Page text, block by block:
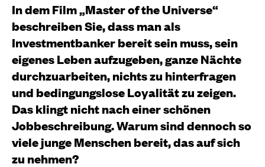
In dem Film „Master of the Universe“
beschreiben Sie, dass man als
Investmentbanker bereit sein muss, sein
eigenes Leben aufzugeben, ganze Nächte
durchzuarbeiten, nichts zu hinterfragen
und bedingungslose Loyalität zu zeigen.
Das klingt nicht nach einer schönen
Jobbeschreibung. Warum sind dennoch so
viele junge Menschen bereit, das auf sich
zu nehmen?